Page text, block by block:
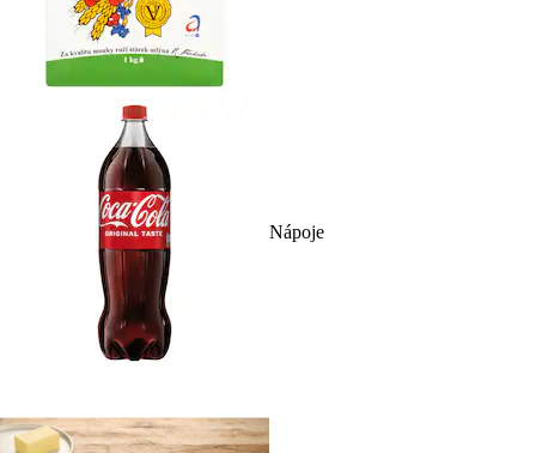
Nápoje